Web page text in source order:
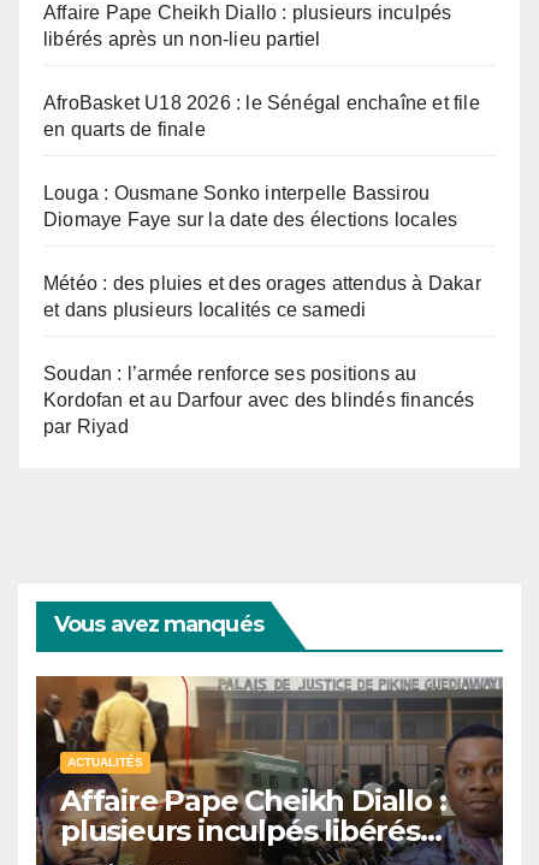
Affaire Pape Cheikh Diallo : plusieurs inculpés
libérés après un non-lieu partiel
AfroBasket U18 2026 : le Sénégal enchaîne et file
en quarts de finale
Louga : Ousmane Sonko interpelle Bassirou
Diomaye Faye sur la date des élections locales
Météo : des pluies et des orages attendus à Dakar
et dans plusieurs localités ce samedi
Soudan : l’armée renforce ses positions au
Kordofan et au Darfour avec des blindés financés
par Riyad
Vous avez manqués
ACTUALITÉS
Affaire Pape Cheikh Diallo :
plusieurs inculpés libérés